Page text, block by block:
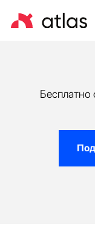
Бесплатно